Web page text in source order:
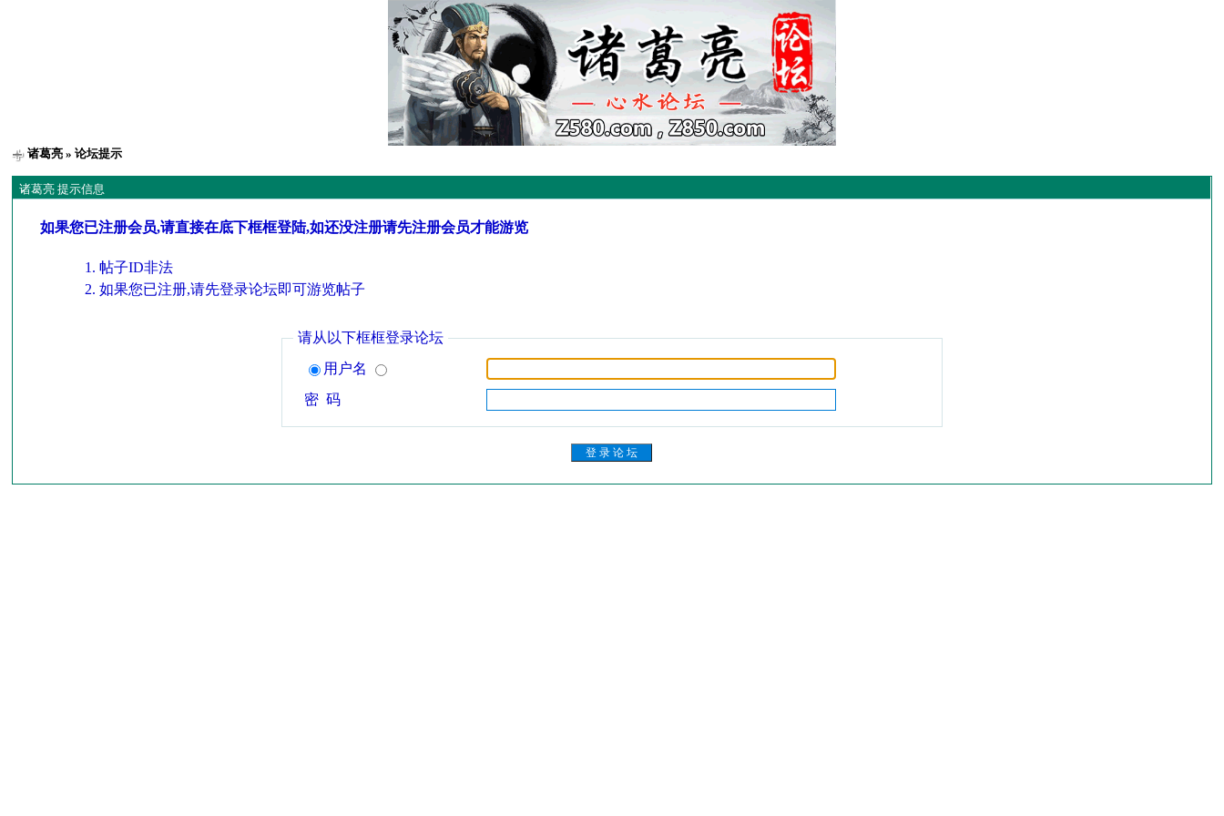
诸葛亮 » 论坛提示
诸葛亮 提示信息
如果您已注册会员,请直接在底下框框登陆,如还没注册请先注册会员才能游览
帖子ID非法
如果您已注册,请先登录论坛即可游览帖子
请从以下框框登录论坛
用户名
密 码